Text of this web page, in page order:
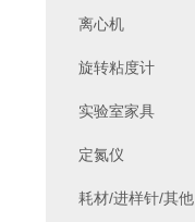
离心机
旋转粘度计
实验室家具
定氮仪
耗材/进样针/其他